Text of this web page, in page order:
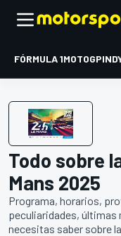
FÓRMULA 1MOTOGP
Todo sobre
Mans 2025
Programa, horarios,
peculiaridades,
necesitas saber sobre